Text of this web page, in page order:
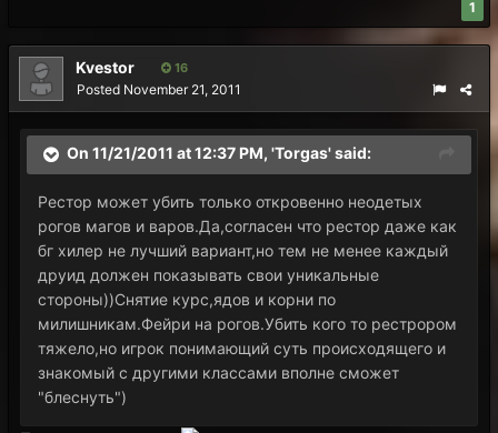
1
Kvestor 16
Posted November 21, 2011
On 11/21/2011 at 12:37 PM, 'Torgas' said:
Рестор может убить только откровенно неодетых
рогов магов и варов.Да,согласен что рестор даже как
бг хилер не лучший вариант,но тем не менее каждый
друид должен показывать свои уникальные
стороны))Снятие курс,ядов и корни по
милишникам.Фейри на рогов.Убить кого то рестрором
тяжело,но игрок понимающий суть происходящего и
знакомый с другими классами вполне сможет
"блеснуть")